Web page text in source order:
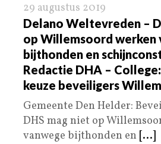
29 augustus 2019
Delano Weltevreden –
op Willemsoord werken
bijthonden en
Redactie DHA –
keuze beveiligers
Gemeente Den Helder:
DHS mag niet op
vanwege bijthonden en [...]